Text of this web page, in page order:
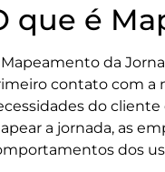
que é
da
contato com a
do
a jornada, as
dos